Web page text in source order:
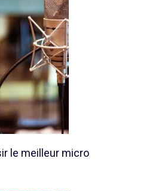
le meilleur micro